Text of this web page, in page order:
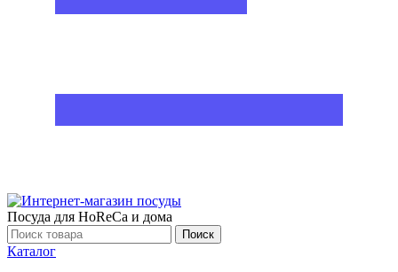
Посуда для HoReCa и дома
Поиск
Каталог